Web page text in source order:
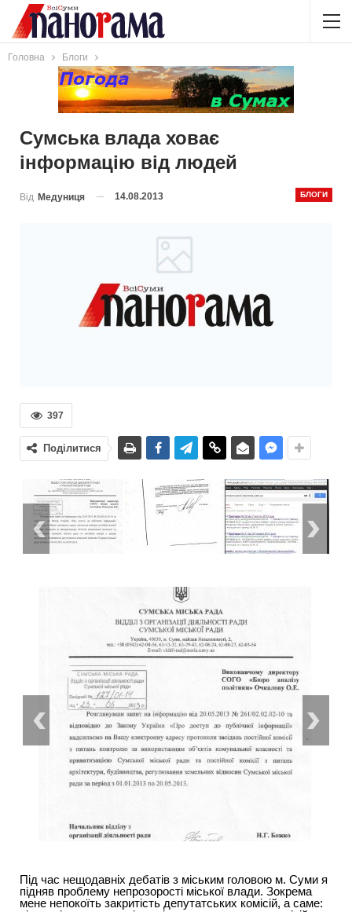
Головна Блоги
Сумська влада ховає
інформацію від людей
БЛОГИ
Від Медуниця 14.08.2013
397
Поділитися
Під час нещодавніх дебатів з міським головою м. Суми я
підняв проблему непрозорості міської влади. Зокрема
мене непокоїть закритість депутатських комісій, а саме: